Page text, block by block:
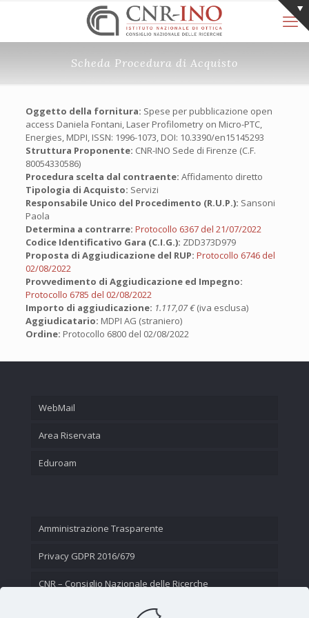
Scheda Procedura di Acquisto
Oggetto della fornitura: Spese per pubblicazione open
access Daniela Fontani, Laser Profilometry on Micro-PTC,
Energies, MDPI, ISSN: 1996-1073, DOI: 10.3390/en15145293
Struttura Proponente: CNR-INO Sede di Firenze (C.F.
80054330586)
Procedura scelta dal contraente: Affidamento diretto
Tipologia di Acquisto: Servizi
Responsabile Unico del Procedimento (R.U.P.): Sansoni
Paola
Determina a contrarre: Protocollo 6367 del 21/07/2022
Codice Identificativo Gara (C.I.G.): ZDD373D979
Proposta di Aggiudicazione del RUP: Protocollo 6746 del
02/08/2022
Provvedimento di Aggiudicazione ed Impegno:
Protocollo 6785 del 02/08/2022
Importo di aggiudicazione: 1.117,07 €(iva esclusa)
Aggiudicatario: MDPI AG (straniero)
Ordine: Protocollo 6800 del 02/08/2022
WebMail
Area Riservata
Eduroam
Amministrazione Trasparente
Privacy GDPR 2016/679
CNR – Consiglio Nazionale delle Ricerche